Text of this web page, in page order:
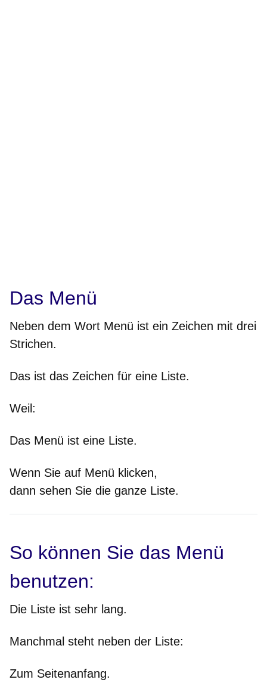
Das Menü
Neben dem Wort Menü ist ein Zeichen mit drei
Strichen.
Das ist das Zeichen für eine Liste.
Weil :
Das Menü ist eine Liste.
Wenn Sie auf Menü klicken,
dann sehen Sie die ganze Liste.
So können Sie das Menü
benutzen:
Die Liste ist sehr lang.
Manchmal steht neben der Liste:
Zum Seitenanfang.